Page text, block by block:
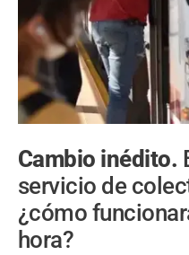
Cambio inédito.
servicio de
¿cómo
hora?